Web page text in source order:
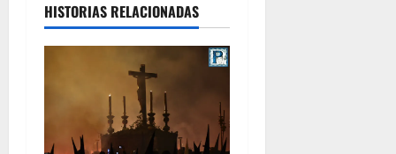
HISTORIAS RELACIONADAS